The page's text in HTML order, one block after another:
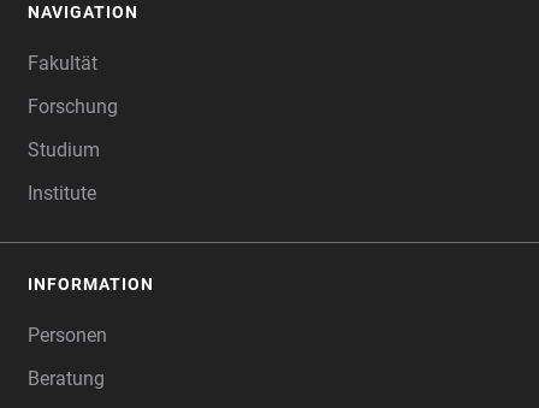
NAVIGATION
Fakultät
Forschung
Studium
Institute
INFORMATION
Personen
Beratung